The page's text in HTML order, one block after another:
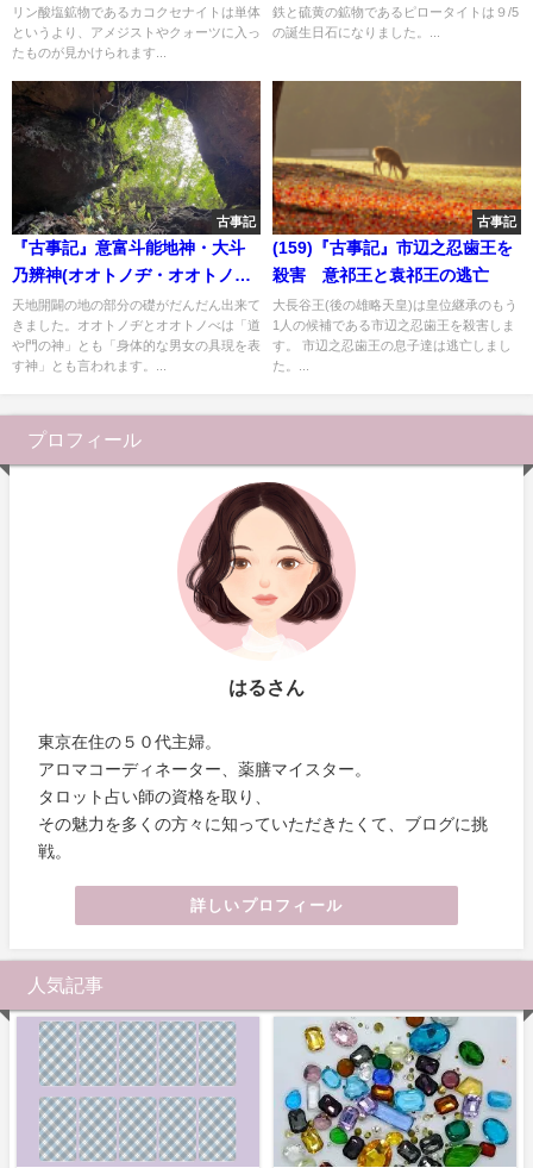
鉱物
リン酸塩鉱物であるカコクセナイトは単体
というより、アメジストやクォーツに入っ
たものが見かけられます...
鉄と硫黄の鉱物であるピロータイトは９/5
の誕生日石になりました。...
古事記
『古事記』意富斗能地神・大斗
乃辨神(オオトノヂ・オオトノべ)
「道や門の神」
天地開闢の地の部分の礎がだんだん出来て
きました。オオトノヂとオオトノべは「道
や門の神」とも「身体的な男女の具現を表
す神」とも言われます。...
古事記
(159)『古事記』市辺之忍歯王を
殺害 意祁王と袁祁王の逃亡
大長谷王(後の雄略天皇)は皇位継承のもう
1人の候補である市辺之忍歯王を殺害しま
す。 市辺之忍歯王の息子達は逃亡しまし
た。...
プロフィール
はるさん
東京在住の５０代主婦。
アロマコーディネーター、薬膳マイスター。
タロット占い師の資格を取り、
その魅力を多くの方々に知っていただきたくて、ブログに挑
戦。
詳しいプロフィール
人気記事